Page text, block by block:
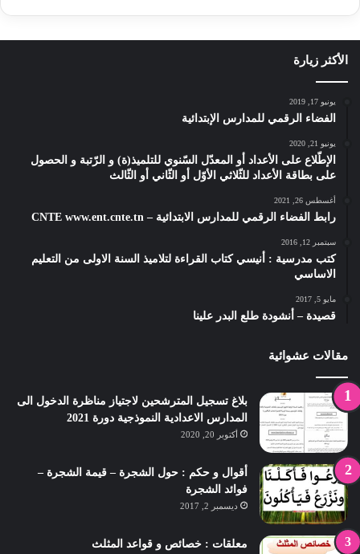
الأكثر زيارة
يونيو 17, 2019
الفضاء الرقمي للمدارس الإبتدائية
يونيو 21, 2020
الإطّلاع على الأعداد أو المعدّل السّنوي للتلميذ(ة) و الرّتبة و الحصول
على بطاقة الأعداد للثّلاثي الأوّل أو الثّاني أو الثّالث
أغسطس 26, 2021
رابط الفضاء الرقمي للمدارس الابتدائية – CNTE www.ent.cnte.tn
سبتمبر 12, 2016
كتب مدرسية : أنيسي كتاب القراءة لتلاميذ السنة الاولى من التعليم
الاساسي
مايو 5, 2017
قصيدة – أنشودة طلع البدر علينا
مقالات عشوائية
بلاغ تسجيل المترشحين لاجتياز مناظرة الدخول الى
المدارس الاعدادية النموذجية دورة 2021
أكتوبر 20, 2020
أقوال و حكم : حول الشجرة – قيمة الشجرة –
فوائد الشجرة
ديسمبر 2, 2017
معلقات : خصائص و قواعد المثلث